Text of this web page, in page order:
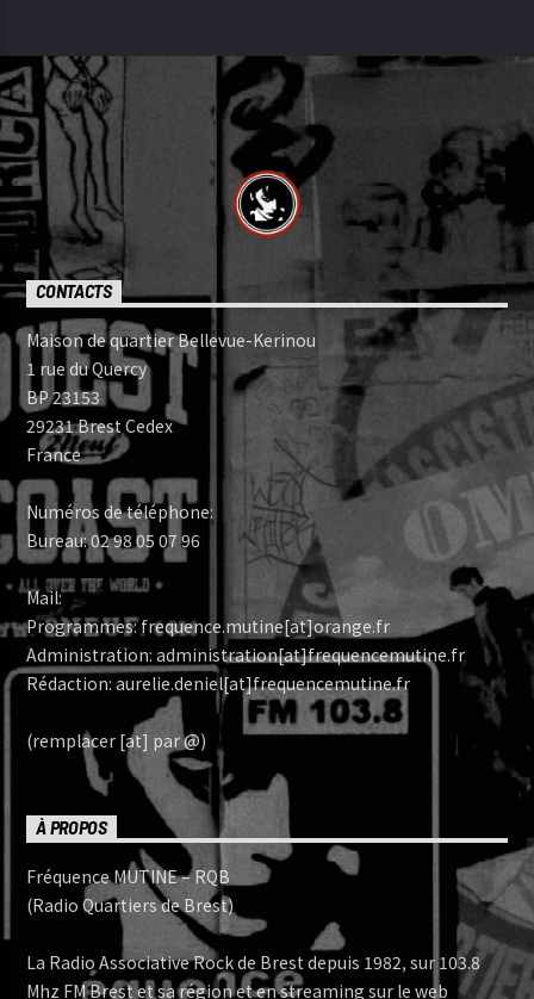
CONTACTS
Maison de quartier Bellevue-Kerinou
1 rue du Quercy
BP 23153
29231 Brest Cedex
France
Numéros de téléphone:
Bureau: 02 98 05 07 96
Mail:
Programmes: frequence.mutine[at]orange.fr
Administration: administration[at]frequencemutine.fr
Rédaction: aurelie.deniel[at]frequencemutine.fr
(remplacer [at] par @)
À PROPOS
Fréquence MUTINE – RQB
(Radio Quartiers de Brest)
La Radio Associative Rock de Brest depuis 1982, sur 103.8
Mhz FM Brest et sa région et en streaming sur le web